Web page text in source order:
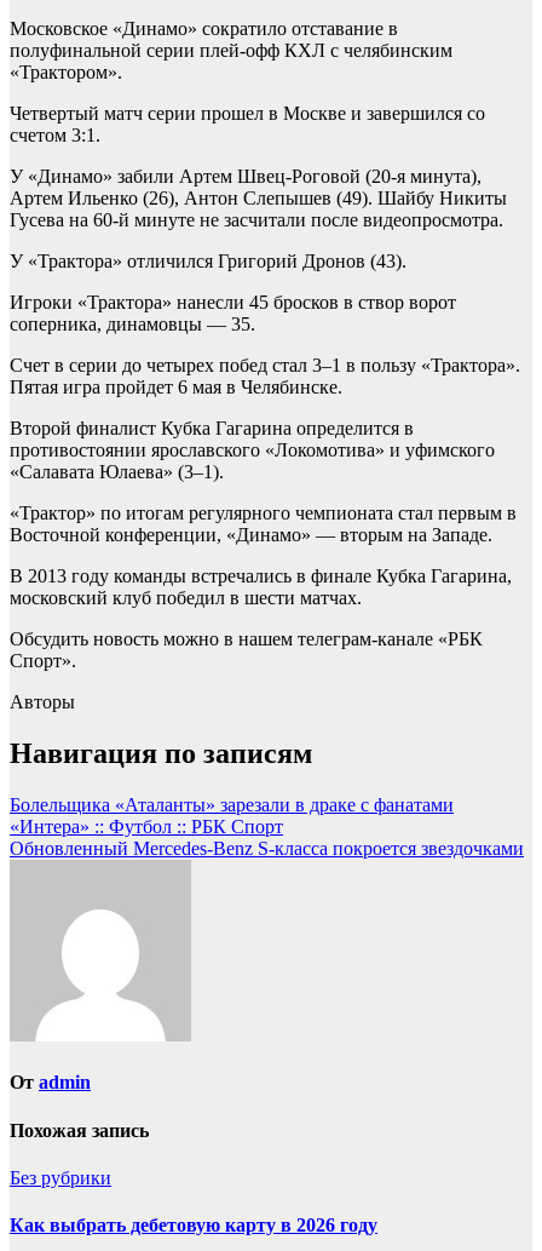
Московское «Динамо» сократило отставание в
полуфинальной серии плей-офф КХЛ с челябинским
«Трактором».
Четвертый матч серии прошел в Москве и завершился со
счетом 3:1.
У «Динамо» забили Артем Швец-Роговой (20-я минута),
Артем Ильенко (26), Антон Слепышев (49). Шайбу Никиты
Гусева на 60-й минуте не засчитали после видеопросмотра.
У «Трактора» отличился Григорий Дронов (43).
Игроки «Трактора» нанесли 45 бросков в створ ворот
соперника, динамовцы — 35.
Счет в серии до четырех побед стал 3–1 в пользу «Трактора».
Пятая игра пройдет 6 мая в Челябинске.
Второй финалист Кубка Гагарина определится в
противостоянии ярославского «Локомотива» и уфимского
«Салавата Юлаева» (3–1).
«Трактор» по итогам регулярного чемпионата стал первым в
Восточной конференции, «Динамо» — вторым на Западе.
В 2013 году команды встречались в финале Кубка Гагарина,
московский клуб победил в шести матчах.
Обсудить новость можно в нашем телеграм-канале «РБК
Спорт».
Авторы
Навигация по записям
Болельщика «Аталанты» зарезали в драке с фанатами
«Интера» :: Футбол :: РБК Спорт
Обновленный Mercedes-Benz S-класса покроется звездочками
От admin
Похожая запись
Без рубрики
Как выбрать дебетовую карту в 2026 году